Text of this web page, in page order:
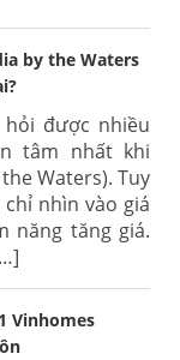
by the Waters
được nhiều
tâm nhất khi
Waters). Tuy
nhìn vào giá
năng tăng giá.
Vinhomes